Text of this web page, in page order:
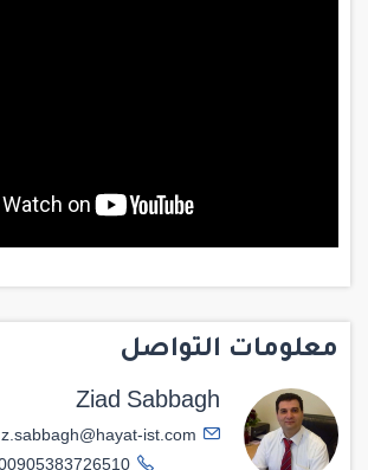
معلومات التواصل
Ziad Sabbagh
z.sabbagh@hayat-ist.com